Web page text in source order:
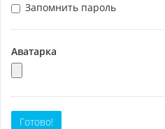
Запомнить пароль
Аватарка
Готово!